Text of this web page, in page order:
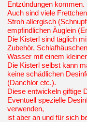
Entzündungen kommen.
Auch sind viele
Stroh allergisch
empfindlichen Äuglein
Die Kisterl sind täglich
Zubehör,
Wasser mit einem
Die Kisterl selbst kann
keine schädlichen
(Danchlor etc.).
Diese entwickeln giftige
Eventuell spezielle
verwenden,
ist aber an und für sich